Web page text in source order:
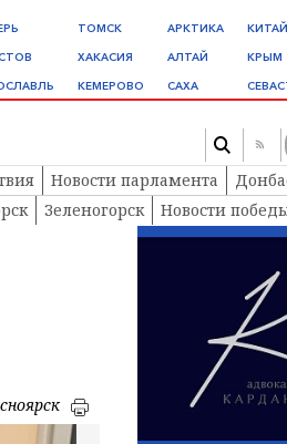
ТОМСК
ХАКАСИЯ
КЕМЕРОВО
АРКТИКА
АЛТАЙ
САХА
КИТАЙ
КРЫМ
Новости парламента
Зеленогорск
Новости